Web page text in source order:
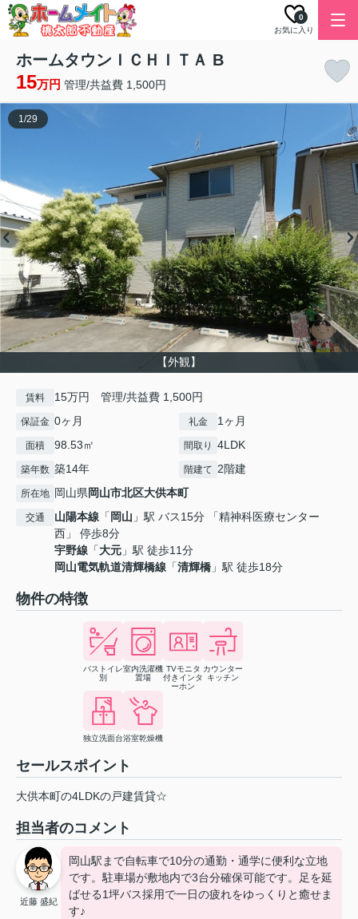
お気に入り
0
ホームタウンＩＣＨＩＴＡ B
15万円 管理/共益費 1,500円
【外観】
1/29
賃料 15万円 管理/共益費 1,500円
保証金 0ヶ月 礼金 1ヶ月
面積 98.53㎡ 間取り 4LDK
築年数 築14年 階建て 2階建
所在地 岡山県岡山市北区大供本町
交通 山陽本線 「 岡山 」駅 バス15分 「精神科医療センター
西」 停歩8分
宇野線 「大元 」駅 徒歩11分
岡山電気軌道清輝橋線 「清輝橋 」駅 徒歩18分
物件の特徴
バストイレ
別
室内洗濯機
置場
TVモニタ
付きインタ
ーホン
カウンター
キッチン
独立洗面台浴室乾燥機
セールスポイント
大供本町の4LDKの戸建賃貸☆
担当者のコメント
近藤 盛紀
岡山駅まで自転車で10分の通勤・通学に便利な立地
です。駐車場が敷地内で3台分確保可能です。足を延
ばせる1坪バス採用で一日の疲れをゆっくりと癒せま
す♪